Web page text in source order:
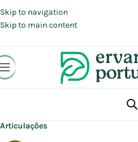
Skip to navigation
Skip to main content
Suplementos alimentares
Articulações